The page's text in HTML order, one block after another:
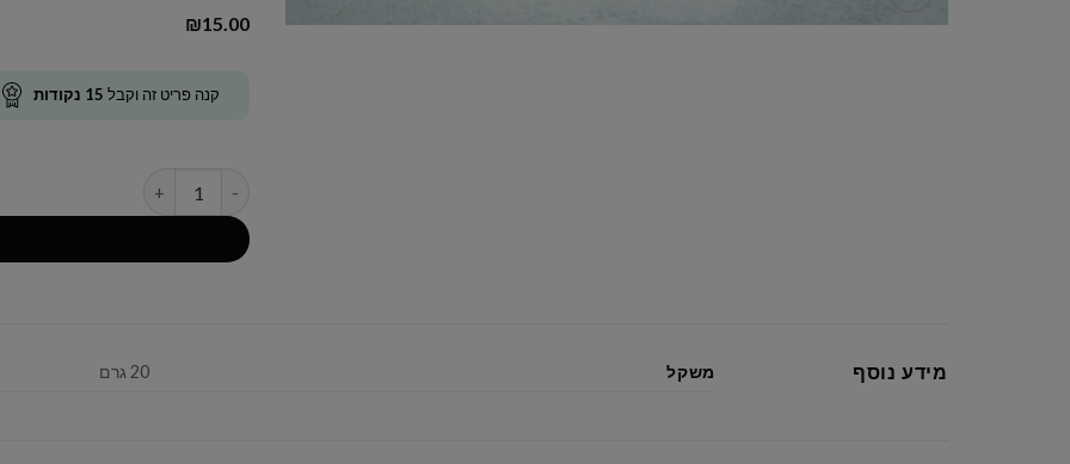
₪15.00
קנה פריט זה וקבל 15 נקודות
מידע נוסף משקל 20 גרם